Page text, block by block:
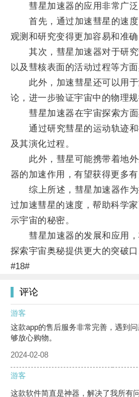
彗星加速器的应用非常广泛
首先，通过加速彗星的速度
观测和研究变得更加容易和准确
其次，彗星加速器对于研究
以及彗核表面的活动过程等方面
此外，加速彗星还可以用于
论，进一步验证宇宙中的物理规
彗星加速器在宇宙探索方面
通过研究彗星的运动轨迹和
及其演化过程。
此外，彗星可能携带着地外
器的加速作用，有望获得更多
综上所述，彗星加速器作为
过加速彗星的速度，帮助科学
示宇宙的秘密。
彗星加速器的发展和应用，
探索宇宙奥秘提供更大的突破口
#18#
评论
游客
这款app的售后服务非常完善，遇到
够放心购物。
2024-02-08
游客
这款软件简直是神器，解决了我所有问